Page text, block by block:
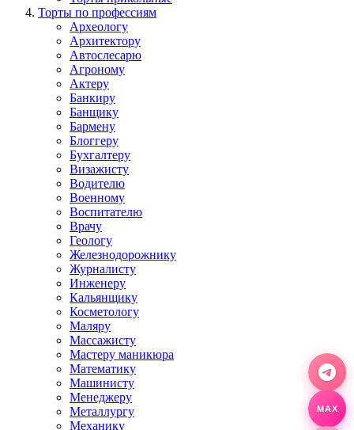
Торты по профессиям
Археологу
Архитектору
Автослесарю
Агроному
Актеру
Банкиру
Банщику
Бармену
Блоггеру
Бухгалтеру
Визажисту
Водителю
Военному
Воспитателю
Врачу
Геологу
Железнодорожнику
Журналисту
Инженеру
Кальянщику
Косметологу
Маляру
Массажисту
Мастеру маникюра
Математику
Машинисту
Менеджеру
Металлургу
Механику
MAX